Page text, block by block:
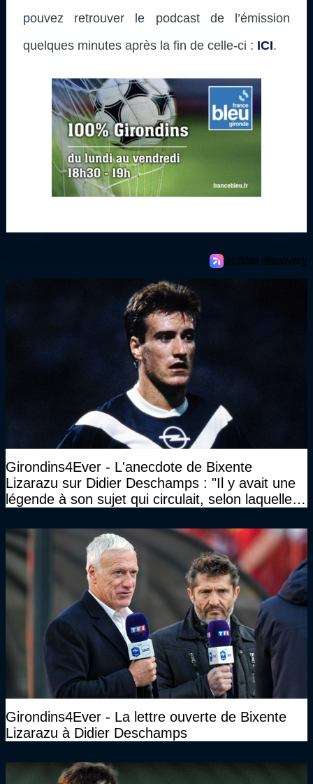
pouvez retrouver le podcast de l’émission
quelques minutes après la fin de celle-ci : ICI.
Girondins4Ever - L'anecdote de Bixente
Lizarazu sur Didier Deschamps : "Il y avait une
légende à son sujet qui circulait, selon laquelle il
Girondins4Ever - La lettre ouverte de Bixente
Lizarazu à Didier Deschamps